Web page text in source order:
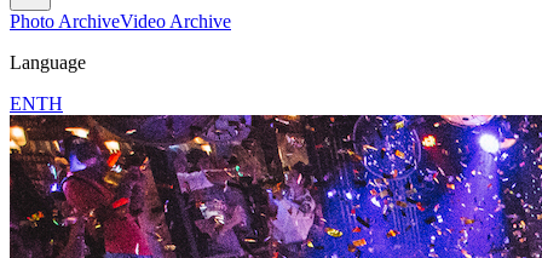
Photo ArchiveVideo Archive
Language
ENTH